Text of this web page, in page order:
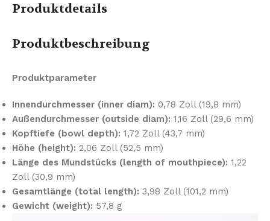
Produktdetails
Produktbeschreibung
Produktparameter
Innendurchmesser (inner diam): 0,78 Zoll (19,8 mm)
Außendurchmesser (outside diam): 1,16 Zoll (29,6 mm)
Kopftiefe (bowl depth): 1,72 Zoll (43,7 mm)
Höhe (height): 2,06 Zoll (52,5 mm)
Länge des Mundstücks (length of mouthpiece): 1,22
Zoll (30,9 mm)
Gesamtlänge (total length): 3,98 Zoll (101,2 mm)
Gewicht (weight): 57,8 g